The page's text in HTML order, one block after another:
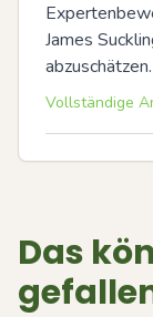
James
abzuschätzen.
Vollständige
Das